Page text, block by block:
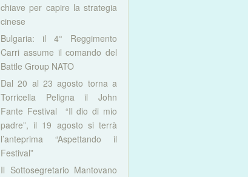
chiave per capire la strategia
cinese
Bulgaria: il 4° Reggimento
Carri assume il comando del
Battle Group NATO
Dal 20 al 23 agosto torna a
Torricella Peligna il John
Fante Festival “Il dio di mio
padre”, il 19 agosto si terrà
l’anteprima “Aspettando il
Festival”
Il Sottosegretario Mantovano